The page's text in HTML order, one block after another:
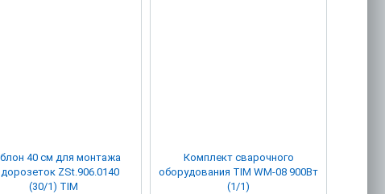
40 см для монтажа
ZSt.906.0140
(30/1) TIM
Комплект сварочного
оборудования TIM WM-08 900Вт
(1/1)